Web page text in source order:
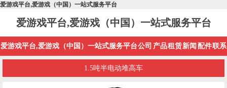
爱游戏平台,爱游戏（中国）一站式服务平台
爱游戏平台,爱游戏（中国）一站式服务平台
爱游戏平台,爱游戏（中国）一站式服务平台公司 产品租赁新闻 配件联系
1.5吨半电动堆高车